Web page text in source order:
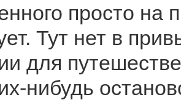
просто на
Тут нет в
для
нибудь